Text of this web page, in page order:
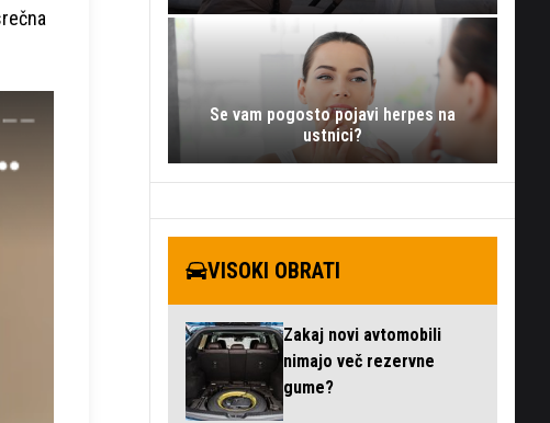
Se vam pogosto pojavi herpes na
ustnici?
VISOKI OBRATI
Zakaj novi avtomobili
nimajo več rezervne
gume?